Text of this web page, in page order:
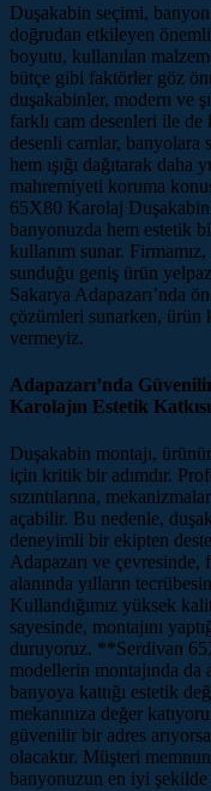
Duşakabin seçimi,
doğrudan etkileyen
boyutu, kullanılan
bütçe gibi faktörler göz
duşakabinler, modern ve
farklı cam desenleri ile
desenli camlar, banyolara
hem ışığı dağıtarak
mahremiyeti koruma
65X80 Karolaj
banyonuzda hem estetik
kullanım sunar.
sunduğu geniş ürün
Sakarya Adapazarı’nda
çözümleri sunarken, ürün
vermeyiz.
Adapazarı’nda
Karolajın Estetik Katkısı
Duşakabin montajı,
için kritik bir adımdır.
sızıntılarına,
açabilir. Bu nedenle,
deneyimli bir ekipten
Adapazarı ve çevresinde,
alanında yılların
Kullandığımız yüksek
sayesinde, montajını
duruyoruz. **Serdivan
modellerin montajında
banyoya kattığı estetik
mekanınıza değer
güvenilir bir adres
olacaktır. Müşteri
banyonuzun en iyi